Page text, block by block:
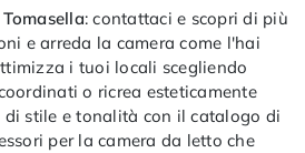
: contattaci e scopri di più
e arreda la camera come l'hai
i tuoi locali scegliendo
o ricrea esteticamente
stile e tonalità con il catalogo di
per la camera da letto che